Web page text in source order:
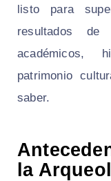
listo para
resultados
académicos,
patrimonio
saber.
la